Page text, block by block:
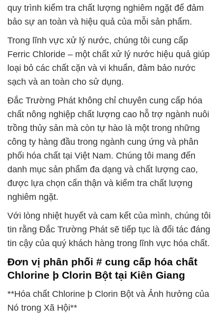
quy trình kiểm tra chất lượng nghiêm ngặt để đảm
bảo sự an toàn và hiệu quả của mỗi sản phẩm.
Trong lĩnh vực xử lý nước, chúng tôi cung cấp
Ferric Chloride – một chất xử lý nước hiệu quả giúp
loại bỏ các chất cặn và vi khuẩn, đảm bảo nước
sạch và an toàn cho sử dụng.
Đắc Trường Phát không chỉ chuyên cung cấp hóa
chất nông nghiệp chất lượng cao hỗ trợ ngành nuôi
trồng thủy sản mà còn tự hào là một trong những
công ty hàng đầu trong ngành cung ứng và phân
phối hóa chất tại Việt Nam. Chúng tôi mang đến
danh mục sản phẩm đa dạng và chất lượng cao,
được lựa chọn cẩn thận và kiểm tra chất lượng
nghiêm ngặt.
Với lòng nhiệt huyết và cam kết của mình, chúng tôi
tin rằng Đắc Trường Phát sẽ tiếp tục là đối tác đáng
tin cậy của quý khách hàng trong lĩnh vực hóa chất.
Đơn vị phân phối # cung cấp hóa chất
Chlorine þ Clorin Bột tại Kiên Giang
**Hóa chất Chlorine þ Clorin Bột và Ảnh hưởng của
Nó trong Xã Hội**